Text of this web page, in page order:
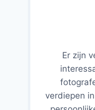
Er zijn
verdiepen